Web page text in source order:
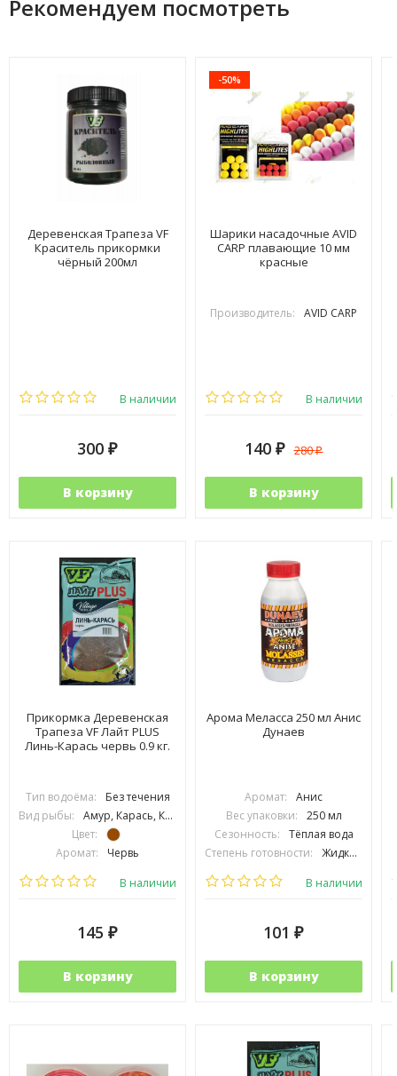
Рекомендуем посмотреть
Деревенская Трапеза VF
Краситель прикормки
чёрный 200мл
В наличии
300 ₽
В корзину
-50%
Шарики насадочные AVID
CARP плавающие 10 мм
красные
Производитель: AVID CARP
В наличии
140 ₽ 280₽
В корзину
Прикормка Деревенская
Трапеза VF Лайт PLUS
Линь-Карась червь 0.9 кг.
Тип водоёма:
Без течения
Вид рыбы:
Амур, Карась, Карп, Линь, Язь, Сазан
Цвет:
Аромат:
Червь
Фракция:
В наличии
145 ₽
В корзину
Арома Меласса 250 мл Анис
Дунаев
Аромат:
Анис
Вес упаковки:
250 мл
Сезонность:
Тёплая вода
Степень готовности:
Жидкий
Производитель:
В наличии
101 ₽
В корзину